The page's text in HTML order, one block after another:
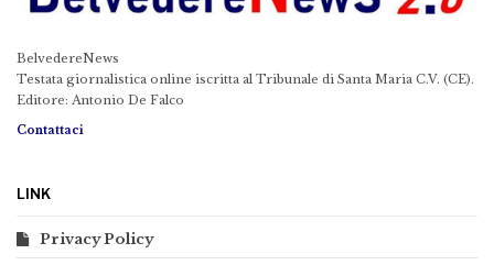
BelvedereNews
Testata giornalistica online iscritta al Tribunale di Santa Maria C.V. (CE).
Editore: Antonio De Falco
Contattaci
LINK
Privacy Policy